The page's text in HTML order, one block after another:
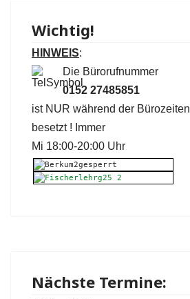
Wichtig!
HINWEIS:
Die Bürorufnummer
0152 27485851
ist NUR während der Bürozeiten
besetzt ! I mmer
Mi 18:00-20:00 Uhr
Nächste Termine: